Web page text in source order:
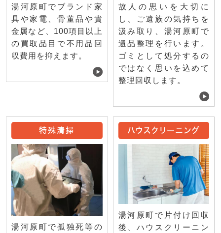
湯河原町でブランド家
具や家電、骨董品や貴
金属など、100項目以上
の買取品目で不用品回
収費用を抑えます。
故人の思いを大切に
し、ご遺族の気持ちを
汲み取り、湯河原町で
遺品整理を行います。
ゴミとして処分するの
ではなく思いを込めて
整理回収します。
特殊清掃
湯河原町で孤独死等の
ハウスクリーニング
湯河原町で片付け回収
後、ハウスクリーニン